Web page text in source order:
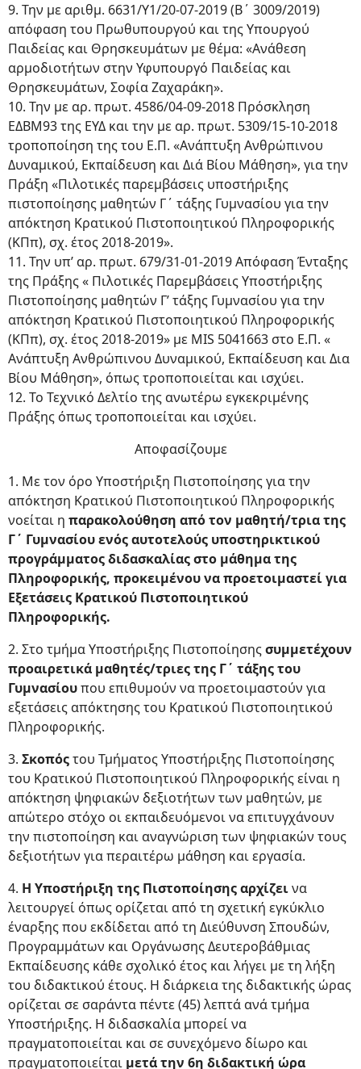
9. Την με αριθμ. 6631/Υ1/20-07-2019 (Β΄ 3009/2019)
απόφαση του Πρωθυπουργού και της Υπουργού
Παιδείας και Θρησκευμάτων με θέμα: «Ανάθεση
αρμοδιοτήτων στην Υφυπουργό Παιδείας και
Θρησκευμάτων, Σοφία Ζαχαράκη».
10. Την με αρ. πρωτ. 4586/04-09-2018 Πρόσκληση
ΕΔΒΜ93 της ΕΥΔ και την με αρ. πρωτ. 5309/15-10-2018
τροποποίηση της του Ε.Π. «Ανάπτυξη Ανθρώπινου
Δυναμικού, Εκπαίδευση και Διά Βίου Μάθηση», για την
Πράξη «Πιλοτικές παρεμβάσεις υποστήριξης
πιστοποίησης μαθητών Γ΄ τάξης Γυμνασίου για την
απόκτηση Κρατικού Πιστοποιητικού Πληροφορικής
(ΚΠπ), σχ. έτος 2018-2019».
11. Την υπ’ αρ. πρωτ. 679/31-01-2019 Απόφαση Ένταξης
της Πράξης « Πιλοτικές Παρεμβάσεις Υποστήριξης
Πιστοποίησης μαθητών Γ’ τάξης Γυμνασίου για την
απόκτηση Κρατικού Πιστοποιητικού Πληροφορικής
(ΚΠπ), σχ. έτος 2018-2019» με MIS 5041663 στο Ε.Π. «
Ανάπτυξη Ανθρώπινου Δυναμικού, Εκπαίδευση και Δια
Βίου Μάθηση», όπως τροποποιείται και ισχύει.
12. Το Τεχνικό Δελτίο της ανωτέρω εγκεκριμένης
Πράξης όπως τροποποιείται και ισχύει.
Αποφασίζουμε
1. Με τον όρο Υποστήριξη Πιστοποίησης για την
απόκτηση Κρατικού Πιστοποιητικού Πληροφορικής
νοείται η παρακολούθηση από τον μαθητή/τρια της
Γ΄ Γυμνασίου ενός αυτοτελούς υποστηρικτικού
προγράμματος διδασκαλίας στο μάθημα της
Πληροφορικής, προκειμένου να προετοιμαστεί για
Εξετάσεις Κρατικού Πιστοποιητικού
Πληροφορικής.
2. Στο τμήμα Υποστήριξης Πιστοποίησηςσυμμετέχουν
προαιρετικά μαθητές/τριες της Γ΄ τάξης του
Γυμνασίουπου επιθυμούν να προετοιμαστούν για
εξετάσεις απόκτησης του Κρατικού Πιστοποιητικού
Πληροφορικής.
3. Σκοπόςτου Τμήματος Υποστήριξης Πιστοποίησης
του Κρατικού Πιστοποιητικού Πληροφορικής είναι η
απόκτηση ψηφιακών δεξιοτήτων των μαθητών, με
απώτερο στόχο οι εκπαιδευόμενοι να επιτυγχάνουν
την πιστοποίηση και αναγνώριση των ψηφιακών τους
δεξιοτήτων για περαιτέρω μάθηση και εργασία.
4. Η Υποστήριξη της Πιστοποίησης αρχίζεινα
λειτουργεί όπως ορίζεται από τη σχετική εγκύκλιο
έναρξης που εκδίδεται από τη Διεύθυνση Σπουδών,
Προγραμμάτων και Οργάνωσης Δευτεροβάθμιας
Εκπαίδευσης κάθε σχολικό έτος και λήγει με τη λήξη
του διδακτικού έτους. Η διάρκεια της διδακτικής ώρας
ορίζεται σε σαράντα πέντε (45) λεπτά ανά τμήμα
Υποστήριξης. Η διδασκαλία μπορεί να
πραγματοποιείται και σε συνεχόμενο δίωρο και
πραγματοποιείται μετά την 6η διδακτική ώρα